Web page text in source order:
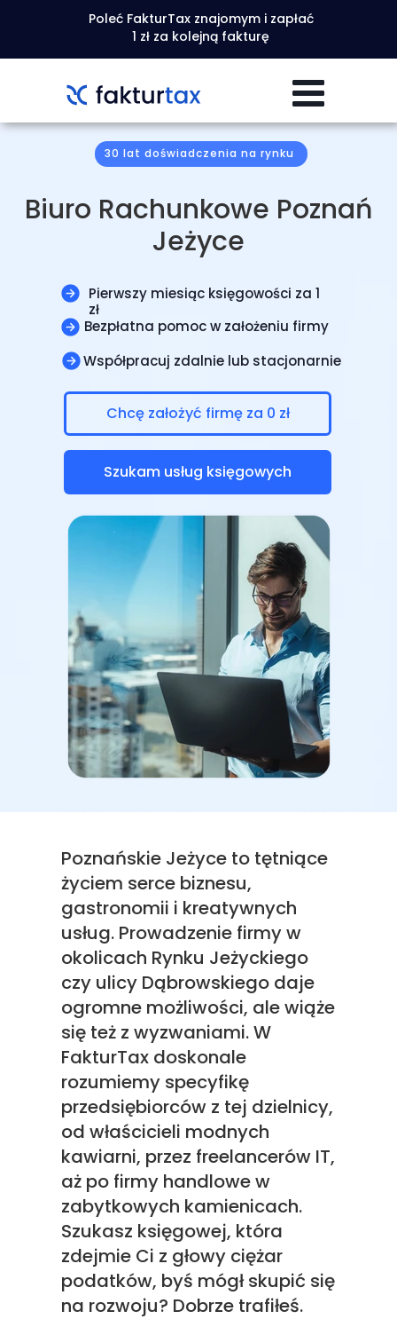
Poleć FakturTax znajomym i zapłać
1 zł za kolejną fakturę
Biuro Rachunkowe Poznań
Jeżyce
Poznańskie Jeżyce to tętniące
życiem serce biznesu,
gastronomii i kreatywnych
usług. Prowadzenie firmy w
okolicach Rynku Jeżyckiego
czy ulicy Dąbrowskiego daje
ogromne możliwości, ale wiąże
się też z wyzwaniami. W
FakturTax doskonale
rozumiemy specyfikę
przedsiębiorców z tej dzielnicy,
od właścicieli modnych
kawiarni, przez freelancerów IT,
aż po firmy handlowe w
zabytkowych kamienicach.
Szukasz księgowej, która
zdejmie Ci z głowy ciężar
podatków, byś mógł skupić się
na rozwoju? Dobrze trafiłeś.
Pierwszy miesiąc księgowości za 1
zł
Bezpłatna pomoc w założeniu firmy
Współpracuj zdalnie lub stacjonarnie
Chcę założyć firmę za 0 zł
Szukam usług księgowych
30 lat doświadczenia na rynku